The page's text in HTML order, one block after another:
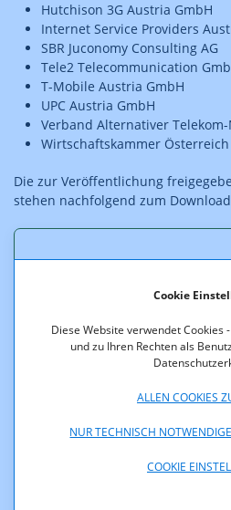
Cookie
Diese Website verwendet
und zu Ihren Rechten als
ALLEN COOKIES
NUR TECHNISCH
COOKIE
Hutchison 3G Austria GmbH
Internet Service Providers
SBR Juconomy Consulting AG
Tele2 Telecommunication
T-Mobile Austria GmbH
UPC Austria GmbH
Verband Alternativer
Wirtschaftskammer Österreich
Die zur Veröffentlichung
stehen nachfolgend zum
Downloads
1.399,1 KB)
146,8 KB)